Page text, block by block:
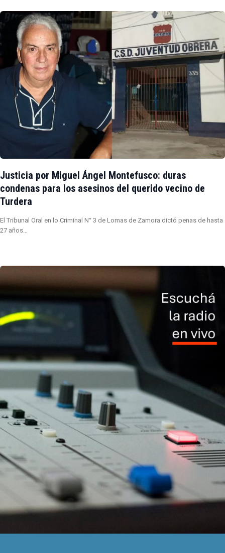
Justicia por Miguel Ángel Montefusco: duras
condenas para los asesinos del querido vecino de
Turdera
El Tribunal Oral en lo Criminal N° 3 de Lomas de Zamora dictó penas de hasta
27 años…